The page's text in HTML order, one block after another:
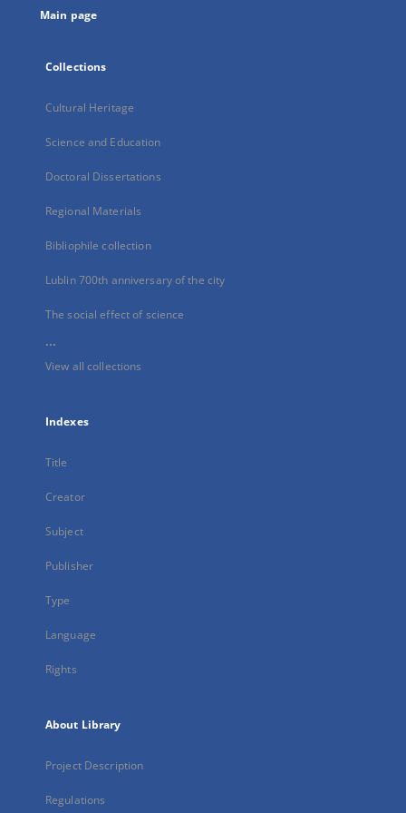
Main page
Collections
Cultural Heritage
Science and Education
Doctoral Dissertations
Regional Materials
Bibliophile collection
Lublin 700th anniversary of the city
The social effect of science
...
View all collections
Indexes
Title
Creator
Subject
Publisher
Type
Language
Rights
About Library
Project Description
Regulations